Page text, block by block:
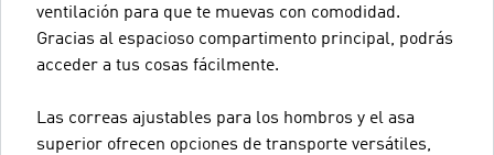
ventilación para que te muevas con comodidad.
Gracias al espacioso compartimento principal, podrás
acceder a tus cosas fácilmente.
Las correas ajustables para los hombros y el asa
superior ofrecen opciones de transporte versátiles,